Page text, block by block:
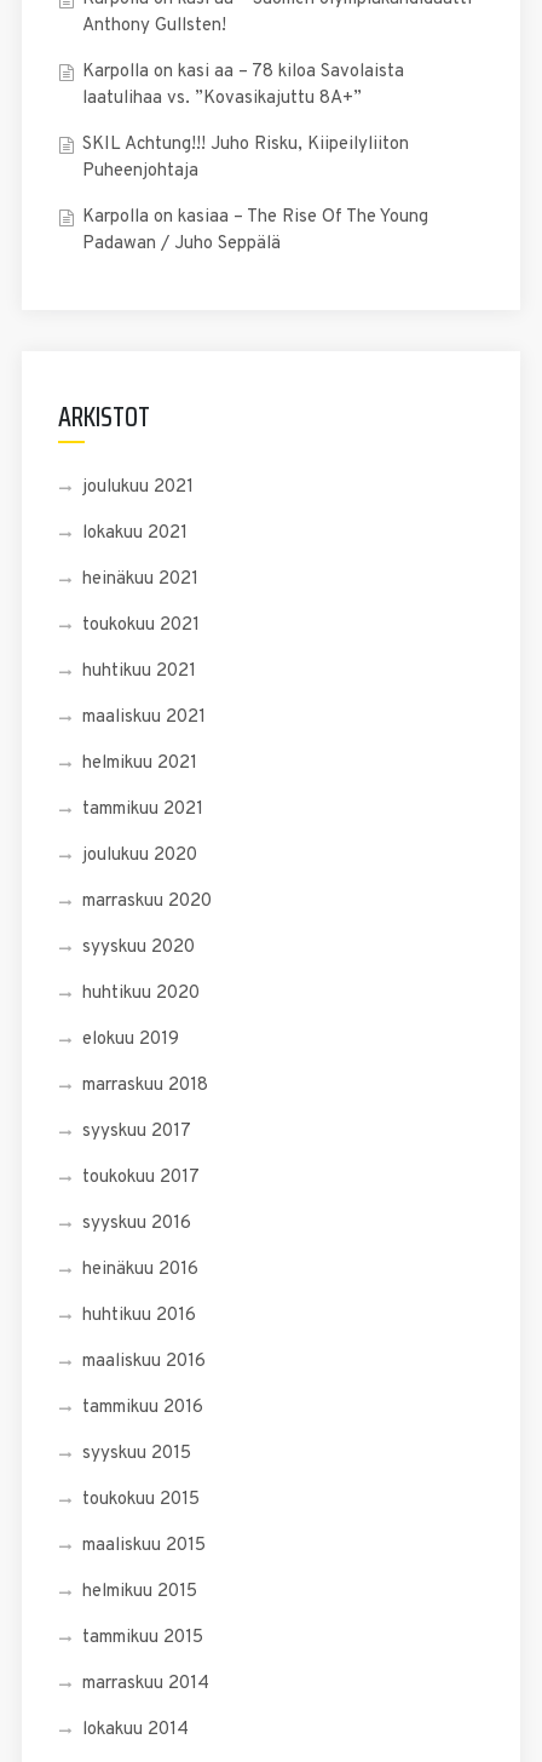
Anthony Gullsten!
Karpolla on kasi aa – 78 kiloa Savolaista
laatulihaa vs. ”Kovasikajuttu 8A+”
SKIL Achtung!!! Juho Risku, Kiipeilyliiton
Puheenjohtaja
Karpolla on kasiaa – The Rise Of The Young
Padawan / Juho Seppälä
ARKISTOT
joulukuu 2021
lokakuu 2021
heinäkuu 2021
toukokuu 2021
huhtikuu 2021
maaliskuu 2021
helmikuu 2021
tammikuu 2021
joulukuu 2020
marraskuu 2020
syyskuu 2020
huhtikuu 2020
elokuu 2019
marraskuu 2018
syyskuu 2017
toukokuu 2017
syyskuu 2016
heinäkuu 2016
huhtikuu 2016
maaliskuu 2016
tammikuu 2016
syyskuu 2015
toukokuu 2015
maaliskuu 2015
helmikuu 2015
tammikuu 2015
marraskuu 2014
lokakuu 2014